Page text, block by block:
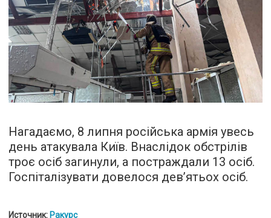
Нагадаємо, 8 липня російська армія увесь
день атакувала Київ. Внаслідок обстрілів
троє осіб загинули, а постраждали 13 осіб.
Госпіталізувати довелося дев’ятьох осіб.
Источник: Ракурс